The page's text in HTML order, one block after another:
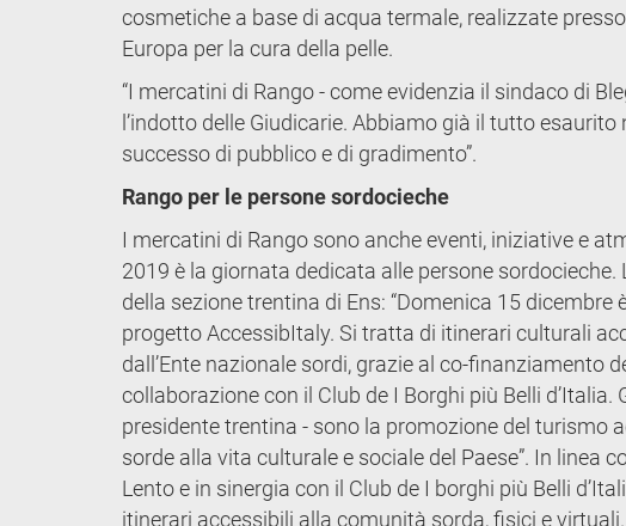
cosmetiche a base di acqua termale, realizzate
Europa per la cura della pelle.
“I mercatini di Rango - come evidenzia il sindaco di
l’indotto delle Giudicarie. Abbiamo già il tutto
successo di pubblico e di gradimento”.
Rango per le persone sordocieche
I mercatini di Rango sono anche eventi, iniziative e
2019 è la giornata dedicata alle persone
della sezione trentina di Ens: “Domenica 15
progetto AccessibItaly. Si tratta di itinerari culturali
dall’Ente nazionale sordi, grazie al co-finanziamento
collaborazione con il Club de I Borghi più Belli
presidente trentina - sono la promozione del turismo
sorde alla vita culturale e sociale del Paese”. In linea
Lento e in sinergia con il Club de I borghi più Belli
itinerari accessibili alla comunità sorda, fisici e